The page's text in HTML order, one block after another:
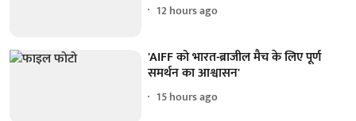
12 hours ago
'AIFF को भारत-ब्राजील मैच के लिए पूर्ण
समर्थन का आश्वासन'
15 hours ago